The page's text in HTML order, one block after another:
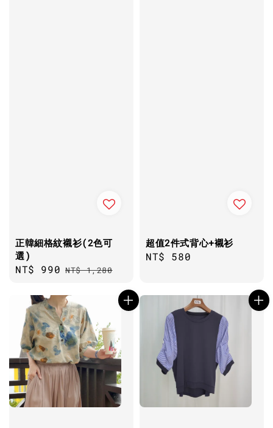
正韓細格紋襯衫(2色可
選)
Sale
NT$ 990 Regular
NT$ 1,280
超值2件式背心+襯衫
Regular
NT$ 580